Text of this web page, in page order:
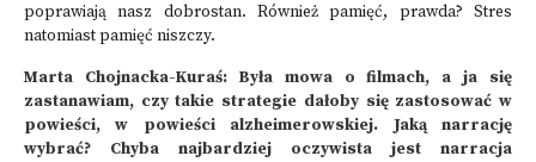
poprawiają nasz dobrostan. Również pamięć, prawda? Stres
natomiast pamięć niszczy.
Marta Chojnacka-Kuraś: Była mowa o filmach, a ja się
zastanawiam, czy takie strategie dałoby się zastosować w
powieści, w powieści alzheimerowskiej. Jaką narrację
wybrać? Chyba najbardziej oczywista jest narracja